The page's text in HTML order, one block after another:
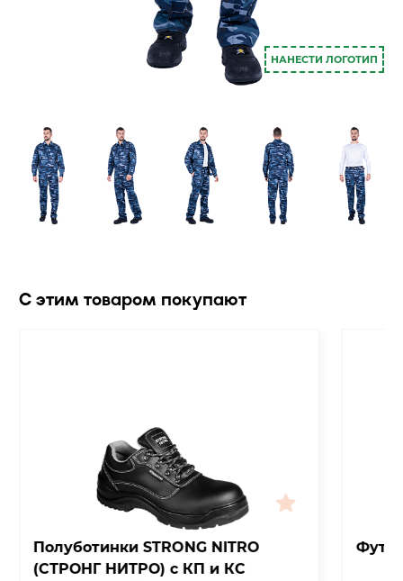
НАНЕСТИ ЛОГОТИП
С этим товаром покупают
Полуботинки STRONG NITRO
(СТРОНГ НИТРО) с КП и КС